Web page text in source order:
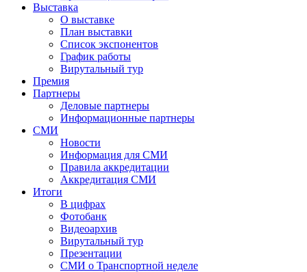
Выставка
О выставке
План выставки
Список экспонентов
График работы
Вирутальный тур
Премия
Партнеры
Деловые партнеры
Информационные партнеры
СМИ
Новости
Информация для СМИ
Правила аккредитации
Аккредитация СМИ
Итоги
В цифрах
Фотобанк
Видеоархив
Вирутальный тур
Презентации
СМИ о Транспортной неделе